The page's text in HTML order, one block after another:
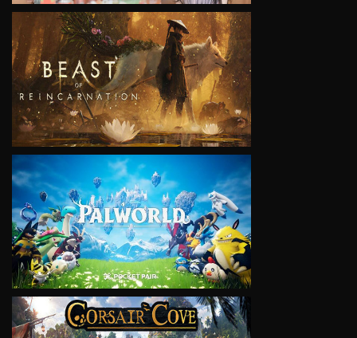
VIEW
VIEW